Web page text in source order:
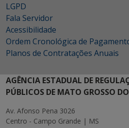
LGPD
Fala Servidor
Acessibilidade
Ordem Cronológica de
Planos de Contratações Anuais
AGÊNCIA ESTADUAL DE
PÚBLICOS DE MATO GROSSO
Av. Afonso Pena 3026
Centro - Campo Grande | MS